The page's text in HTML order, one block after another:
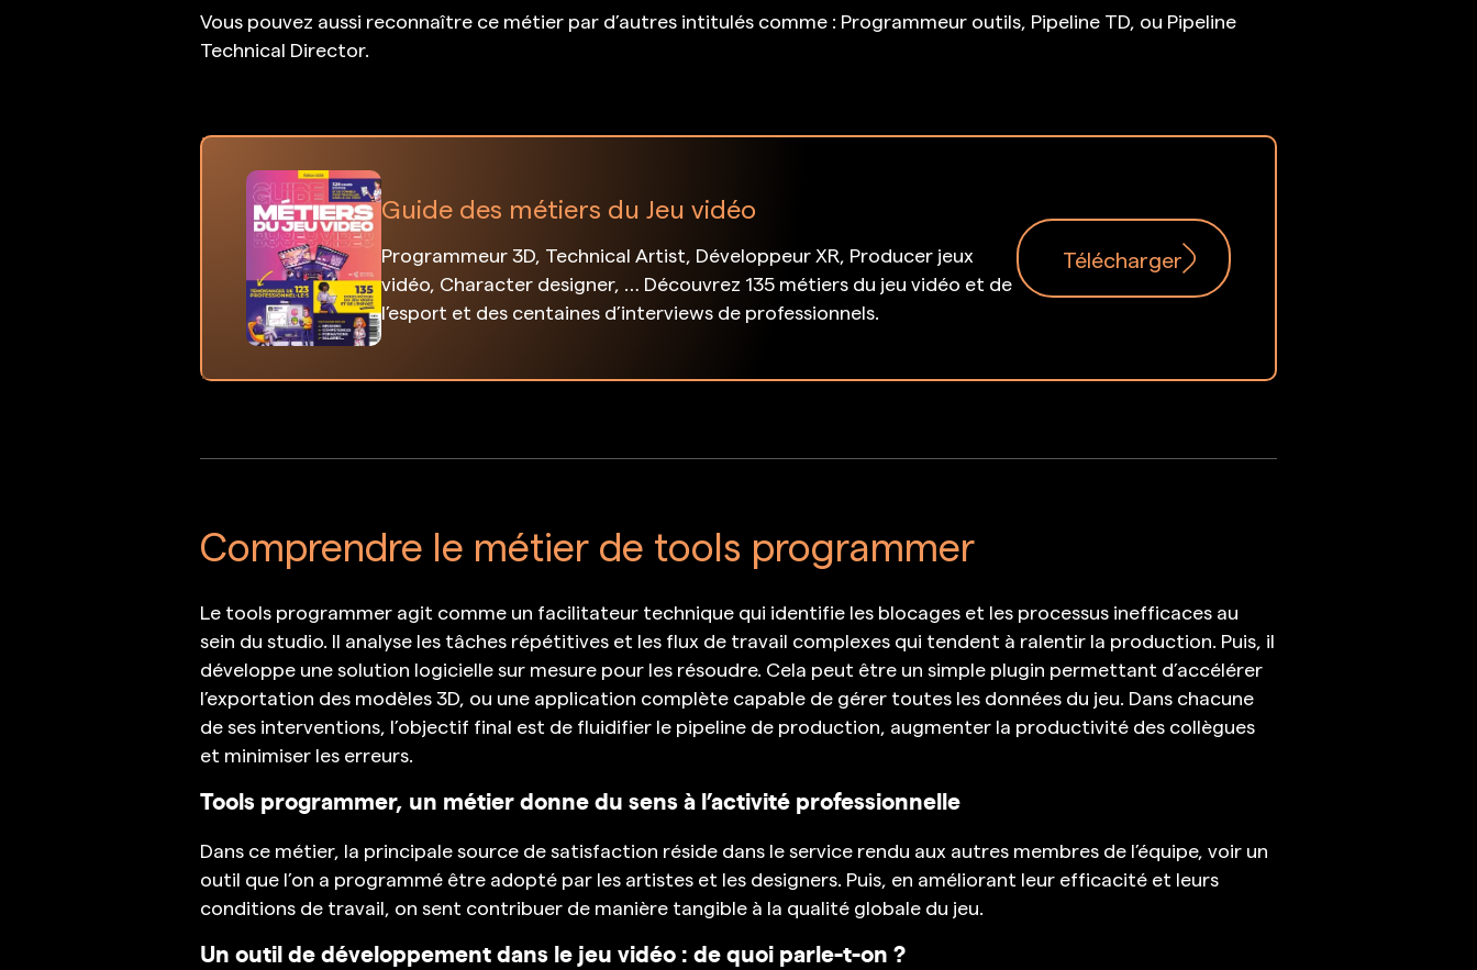
Vous pouvez aussi reconnaître ce métier par d’autres intitulés comme : Programmeur outils, Pipeline TD, ou Pipeline
Technical Director.
Guide des métiers du Jeu vidéo
Programmeur 3D, Technical Artist, Développeur XR, Producer jeux
vidéo, Character designer, … Découvrez 135 métiers du jeu vidéo et de
l’esport et des centaines d’interviews de professionnels.
Télécharger
Comprendre le métier de tools programmer
Le tools programmer agit comme un facilitateur technique qui identifie les blocages et les processus inefficaces au
sein du studio. Il analyse les tâches répétitives et les flux de travail complexes qui tendent à ralentir la production. Puis, il
développe une solution logicielle sur mesure pour les résoudre. Cela peut être un simple plugin permettant d’accélérer
l’exportation des modèles 3D, ou une application complète capable de gérer toutes les données du jeu. Dans chacune
de ses interventions, l’objectif final est de fluidifier le pipeline de production, augmenter la productivité des collègues
et minimiser les erreurs.
Tools programmer, un métier donne du sens à l’activité professionnelle
Dans ce métier, la principale source de satisfaction réside dans le service rendu aux autres membres de l’équipe, voir un
outil que l’on a programmé être adopté par les artistes et les designers. Puis, en améliorant leur efficacité et leurs
conditions de travail, on sent contribuer de manière tangible à la qualité globale du jeu.
Un outil de développement dans le jeu vidéo : de quoi parle-t-on ?